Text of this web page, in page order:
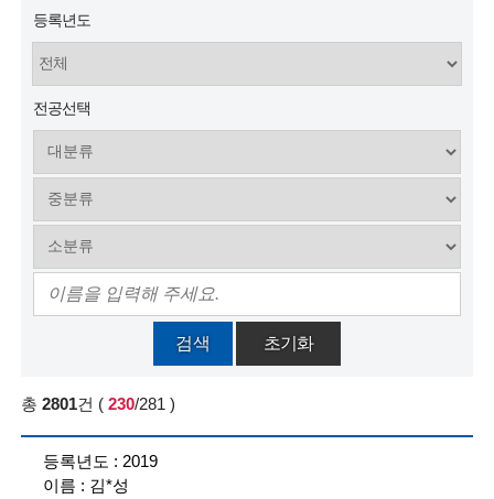
기
술
인
(
R
t
r
e
d
등록년도
전공선택
검색 초기화
총 2801건 ( 230/281 )
2019
김*성